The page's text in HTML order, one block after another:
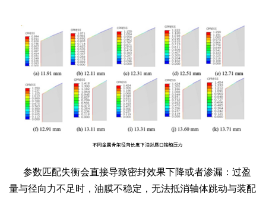
参数匹配失衡会直接导致密封效果下降或者渗漏：过盈
量与径向力不足时，油膜不稳定，无法抵消轴体跳动与装配